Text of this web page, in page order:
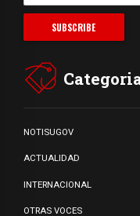
NOTISUGOV
ACTUALIDAD
INTERNACIONAL
OTRAS VOCES